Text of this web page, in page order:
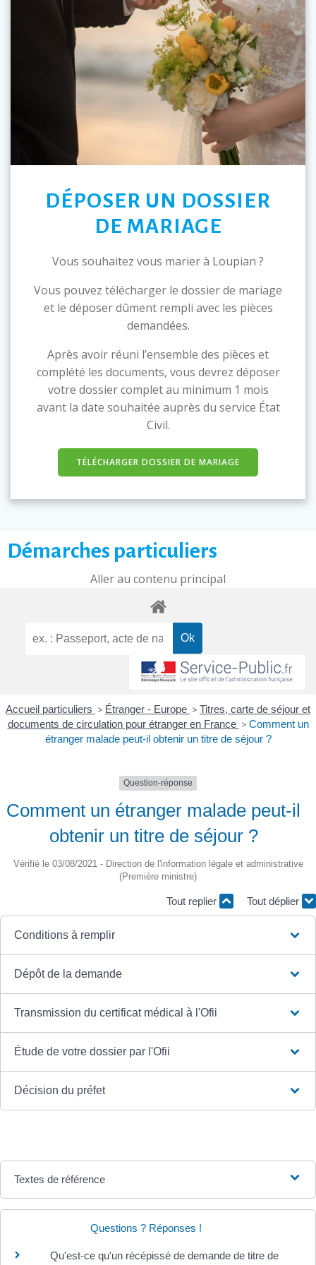
DÉPOSER UN DOSSIER
DE MARIAGE
Vous souhaitez vous marier à Loupian ?
Vous pouvez télécharger le dossier de mariage
et le déposer dûment rempli avec les pièces
demandées.
Après avoir réuni l’ensemble des pièces et
complété les documents, vous devrez déposer
votre dossier complet au minimum 1 mois
avant la date souhaitée auprès du service État
Civil.
TÉLÉCHARGER DOSSIER DE MARIAGE
Démarches particuliers
Aller au contenu principal
Accueil particuliers > Étranger - Europe > Titres, carte de séjour et
documents de circulation pour étranger en France > Comment un
étranger malade peut-il obtenir un titre de séjour ?
Question-réponse
Comment un étranger malade peut-il
obtenir un titre de séjour ?
Vérifié le 03/08/2021 - Direction de l'information légale et administrative
(Première ministre)
Tout replier Tout déplier
Conditions à remplir
Dépôt de la demande
Transmission du certificat médical à l'Ofii
Étude de votre dossier par l'Ofii
Décision du préfet
Textes de référence
Questions ? Réponses !
Qu'est-ce qu'un récépissé de demande de titre de